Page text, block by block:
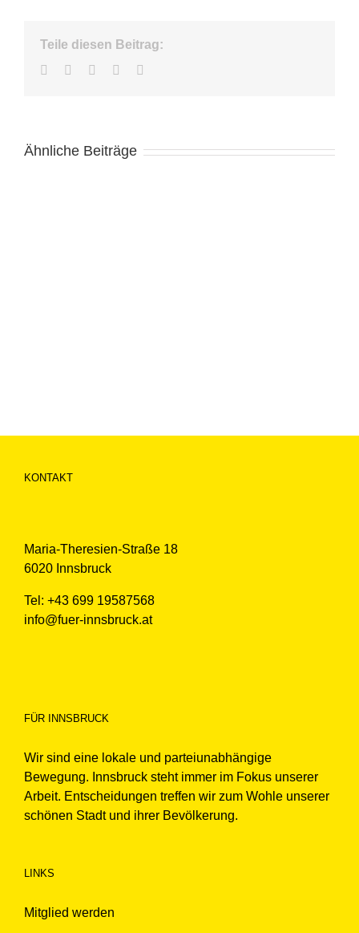
Teile diesen Beitrag:
Facebook
TwitterLinkedInWhatsApp
Ähnliche Beiträge
KONTAKT
Maria-Theresien-Straße 18
6020 Innsbruck
Tel: +43 699 19587568
info@fuer-innsbruck.at
FÜR INNSBRUCK
Wir sind eine lokale und parteiunabhängige
Bewegung. Innsbruck steht immer im Fokus unserer
Arbeit. Entscheidungen treffen wir zum Wohle unserer
schönen Stadt und ihrer Bevölkerung.
LINKS
Mitglied werden